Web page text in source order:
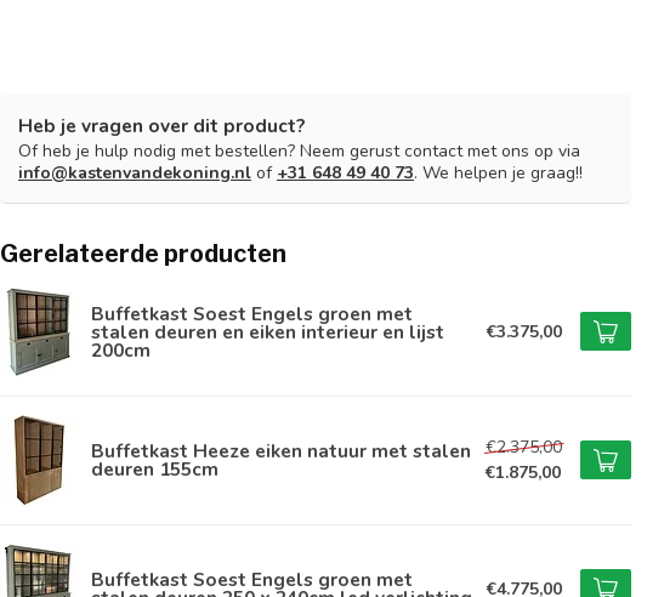
Heb je vragen over dit product?
Of heb je hulp nodig met bestellen? Neem gerust contact met ons op via
info@kastenvandekoning.nl of +31 648 49 40 73. We helpen je graag!!
Gerelateerde producten
Buffetkast Soest Engels groen met
stalen deuren en eiken interieur en lijst
200cm
€3.375,00
Buffetkast Heeze eiken natuur met stalen
deuren 155cm
€2.375,00
€1.875,00
Buffetkast Soest Engels groen met €4.775,00